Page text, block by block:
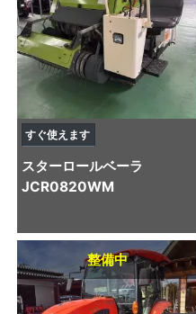
すぐ使えます
スターロールベーラ
JCR0820WM
整備中